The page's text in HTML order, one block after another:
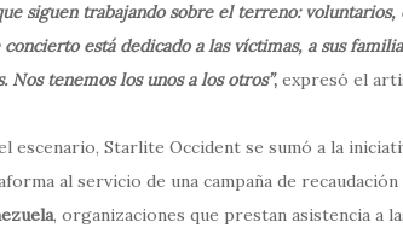
siguen trabajando sobre el terreno:
concierto está dedicado a las víctimas, a sus
Nos tenemos los unos a los otros”, expresó el
escenario, Starlite Occident se sumó a la
al servicio de una campaña de
, organizaciones que prestan asistencia a